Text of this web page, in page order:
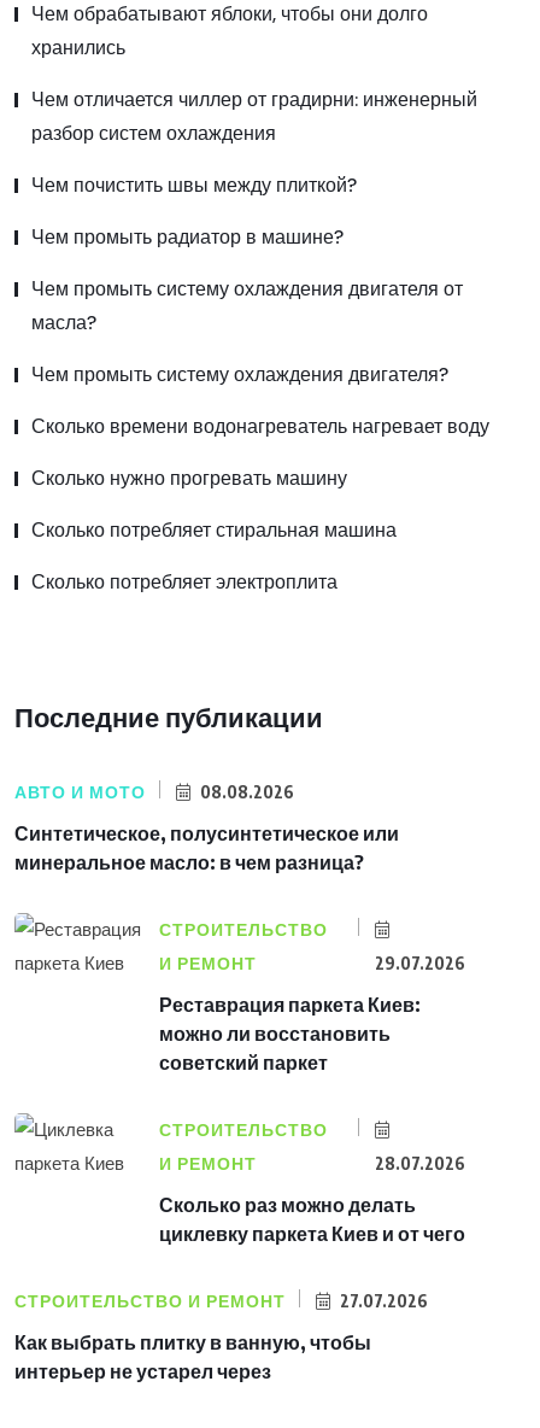
Чем обрабатывают яблоки, чтобы они долго
хранились
Чем отличается чиллер от градирни: инженерный
разбор систем охлаждения
Чем почистить швы между плиткой?
Чем промыть радиатор в машине?
Чем промыть систему охлаждения двигателя от
масла?
Чем промыть систему охлаждения двигателя?
Сколько времени водонагреватель нагревает воду
Сколько нужно прогревать машину
Сколько потребляет стиральная машина
Сколько потребляет электроплита
Последние публикации
АВТО И МОТО 08.08.2026
Синтетическое, полусинтетическое или
минеральное масло: в чем разница?
СТРОИТЕЛЬСТВО
И РЕМОНТ
29.07.2026
Реставрация паркета Киев:
можно ли восстановить
советский паркет
СТРОИТЕЛЬСТВО
И РЕМОНТ
28.07.2026
Сколько раз можно делать
циклевку паркета Киев и от чего
СТРОИТЕЛЬСТВО И РЕМОНТ 27.07.2026
Как выбрать плитку в ванную, чтобы
интерьер не устарел через